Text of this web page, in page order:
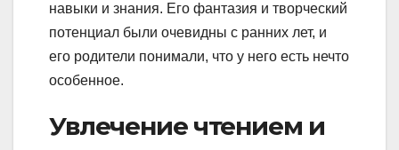
навыки и знания. Его фантазия и творческий
потенциал были очевидны с ранних лет, и
его родители понимали, что у него есть нечто
особенное.
Увлечение чтением и